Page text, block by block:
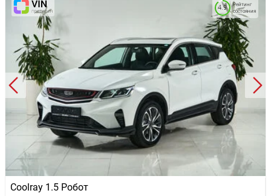
Coolray 1.5 Робот
Рейтинг
состояния
4.9